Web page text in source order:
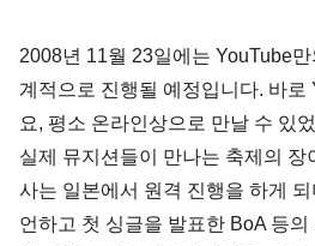
2008년 11월 23일에는 YouTube
계적으로 진행될 예정입니다. 바로
요, 평소 온라인상으로 만날 수 있
실제 뮤지션들이 만나는 축제의 장
사는 일본에서 원격 진행을 하게
언하고 첫 싱글을 발표한 BoA 등의